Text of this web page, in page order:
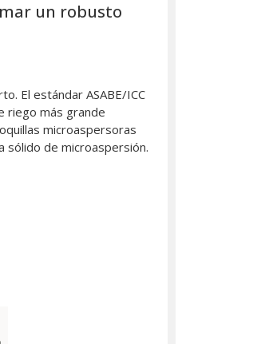
un robusto
El estándar ASABE/ICC
riego más grande
microaspersoras
sólido de microaspersión.